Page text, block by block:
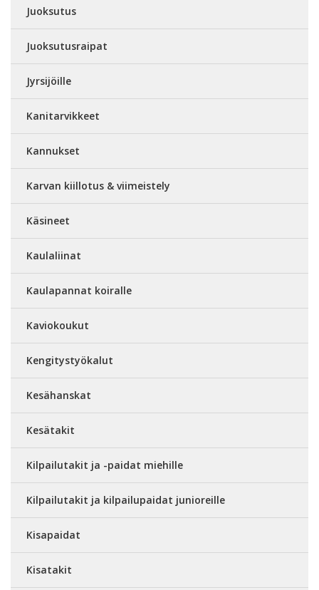
Juoksutus
Juoksutusraipat
Jyrsijöille
Kanitarvikkeet
Kannukset
Karvan kiillotus & viimeistely
Käsineet
Kaulaliinat
Kaulapannat koiralle
Kaviokoukut
Kengitystyökalut
Kesähanskat
Kesätakit
Kilpailutakit ja -paidat miehille
Kilpailutakit ja kilpailupaidat junioreille
Kisapaidat
Kisatakit